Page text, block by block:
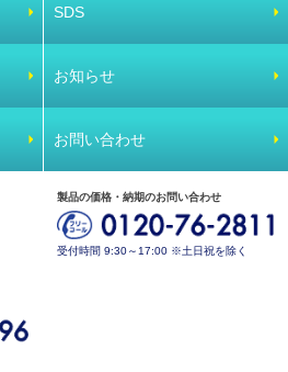
SDS
お知らせ
お問い合わせ
製品の価格・納期のお問い合わせ
受付時間 9:30～17:00 ※土日祝を除く